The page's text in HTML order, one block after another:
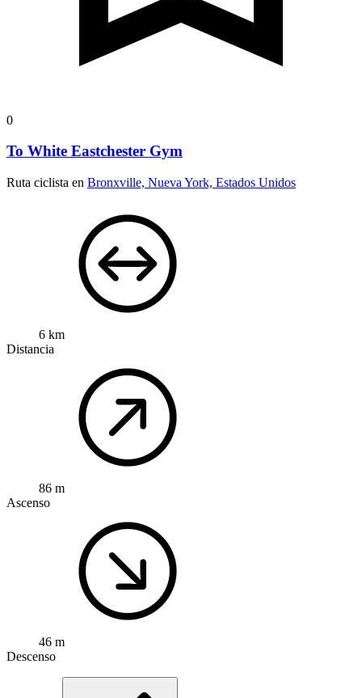
0
To White Eastchester Gym
Ruta ciclista en Bronxville, Nueva York, Estados Unidos
6 km
Distancia
86 m
Ascenso
46 m
Descenso